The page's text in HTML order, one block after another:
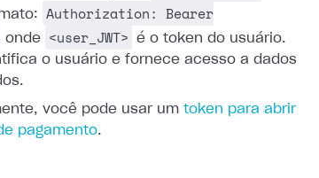
Authorization: Bearer
onde <user_JWT>
é o token do usuário.
o usuário e fornece acesso a dados
você pode usar um token para abrir
pagamento.